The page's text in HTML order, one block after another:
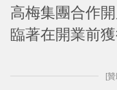
高梅集團合作
臨著在開業前
[